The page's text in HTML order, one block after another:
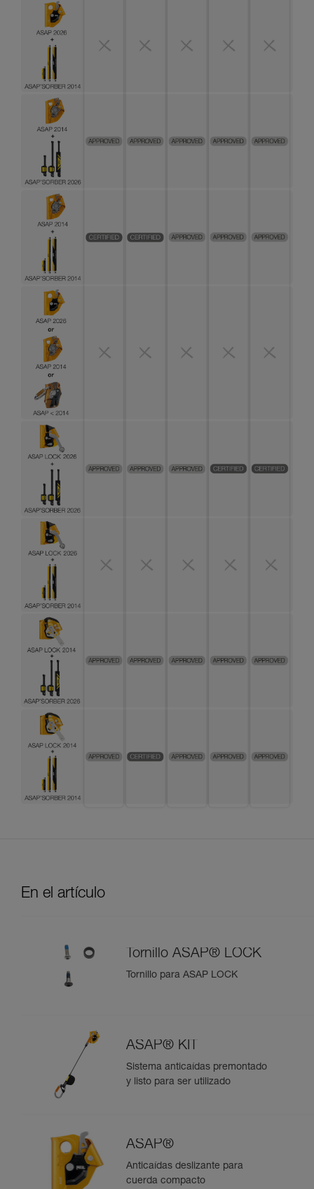
En el artículo
Tornillo ASAP® LOCK
Tornillo para ASAP LOCK
ASAP® KIT
Sistema anticaídas premontado
y listo para ser utilizado
ASAP®
Anticaídas deslizante para
cuerda compacto